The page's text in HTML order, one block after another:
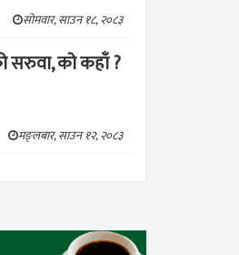
सोमवार, साउन १८, २०८३
सरुवा, को कहाँ ?
मङ्लबार, साउन १२, २०८३